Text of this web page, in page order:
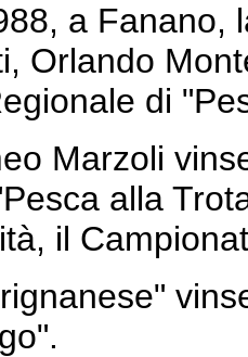
a Fanano,
Orlando
di
Marzoli
alla
il